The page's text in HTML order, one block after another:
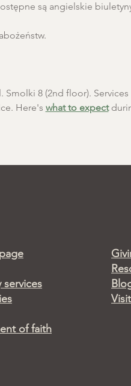
są angielskie
Smolki 8 (2nd floor).
Here's what to expect
services
of faith